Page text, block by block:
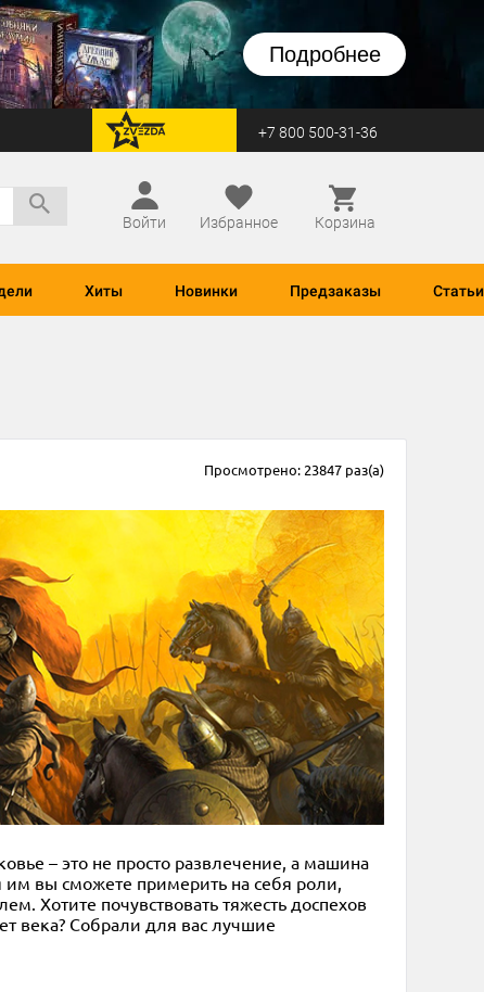
Подробнее
перейти на Zvezda +7 800 500-31-36
Войти
Избранное Корзина
Хиты Новинки Предзаказы Статьи
Просмотрено: 23847 раз(а)
– это не просто развлечение, а машина
им вы сможете примерить на себя роли,
Хотите почувствовать тяжесть доспехов
века? Собрали для вас лучшие